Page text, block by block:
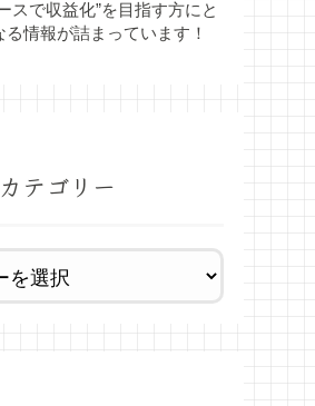
スで収益化”を目指す方にと
る情報が詰まっています！
カテゴリー